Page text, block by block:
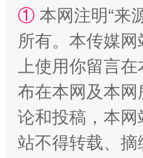
站台名比不上好声名
① 本网注明“来
所有。本传媒
上使用你留言
布在本网及本
论和投稿，本
站不得转载、